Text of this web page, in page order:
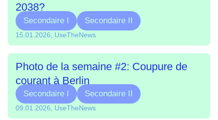
2038?
Secondaire I Secondaire II
15.01.2026, UseTheNews
Photo de la semaine #2: Coupure de
courant à Berlin
Secondaire I Secondaire II
09.01.2026, UseTheNews